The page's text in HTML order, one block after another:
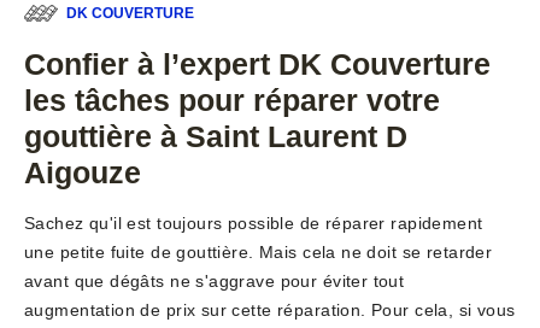
DK COUVERTURE
Confier à l’expert DK Couverture
les tâches pour réparer votre
gouttière à Saint Laurent D
Aigouze
Sachez qu'il est toujours possible de réparer rapidement
une petite fuite de gouttière. Mais cela ne doit se retarder
avant que dégâts ne s'aggrave pour éviter tout
augmentation de prix sur cette réparation. Pour cela, si vous